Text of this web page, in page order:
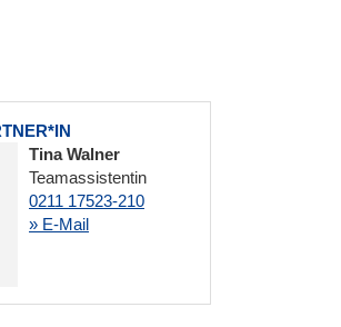
Tina Walner
Teamassistentin
0211 17523-210
» E-Mail